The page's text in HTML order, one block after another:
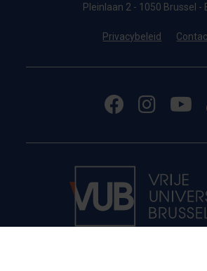
Pleinlaan 2 - 1050 Brussel -
Privacybeleid